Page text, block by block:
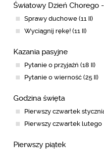
Światowy Dzień Chorego
Sprawy duchowe (11 II)
Wyciągnij rękę! (11 II)
Kazania pasyjne
Pytanie o przyjaźń (18 II)
Pytanie o wierność (25 II)
Godzina święta
Pierwszy czwartek
Pierwszy czwartek lutego
Pierwszy piątek